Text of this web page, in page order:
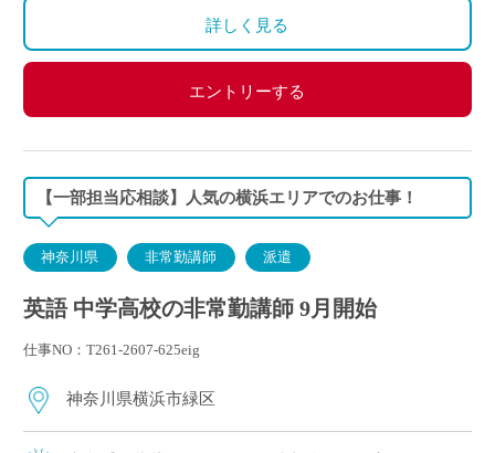
詳しく見る
エントリーする
【一部担当応相談】人気の横浜エリアでのお仕事！
神奈川県 非常勤講師 派遣
英語 中学高校の非常勤講師 9月開始
仕事NO：T261-2607-625eig
神奈川県横浜市緑区